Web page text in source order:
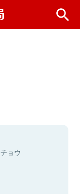
ョウ